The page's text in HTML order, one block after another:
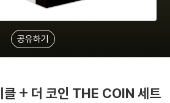
공유하기
클 + 더 코인 THE COIN 세트